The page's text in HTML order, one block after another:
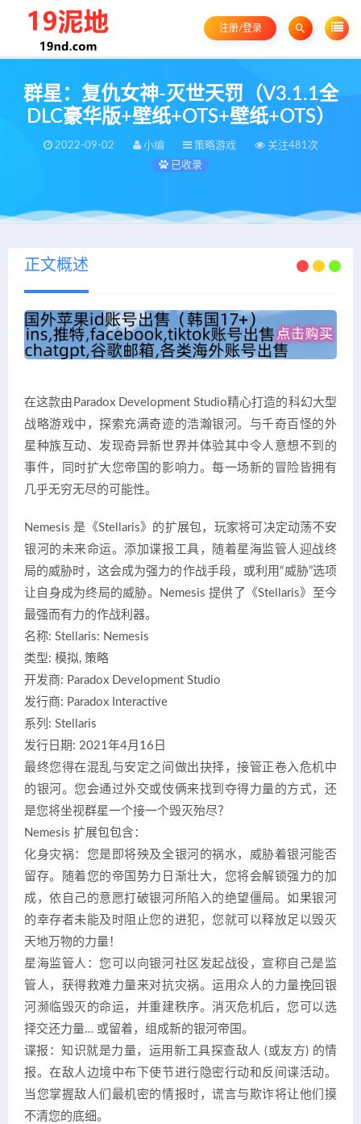
注册/登录
群星：复仇女神-灭世天罚（V3.1.1全
DLC豪华版+壁纸+OTS+壁纸+OTS）
2022-09-02 小编 策略游戏
关注481次
已收录
正文概述
在这款由Paradox Development Studio精心打造的科幻大型
战略游戏中，探索充满奇迹的浩瀚银河。与千奇百怪的外
星种族互动、发现奇异新世界并体验其中令人意想不到的
事件，同时扩大您帝国的影响力。每一场新的冒险皆拥有
几乎无穷无尽的可能性。
Nemesis 是《Stellaris》的扩展包，玩家将可决定动荡不安
银河的未来命运。添加谍报工具，随着星海监管人迎战终
局的威胁时，这会成为强力的作战手段，或利用“威胁”选项
让自身成为终局的威胁。Nemesis 提供了《Stellaris》至今
最强而有力的作战利器。
名称: Stellaris: Nemesis
类型: 模拟, 策略
开发商: Paradox Development Studio
发行商: Paradox Interactive
系列: Stellaris
发行日期: 2021年4月16日
最终您得在混乱与安定之间做出抉择，接管正卷入危机中
的银河。您会通过外交或伎俩来找到夺得力量的方式，还
是您将坐视群星一个接一个毁灭殆尽？
Nemesis 扩展包包含：
化身灾祸：您是即将殃及全银河的祸水，威胁着银河能否
留存。随着您的帝国势力日渐壮大，您将会解锁强力的加
成，依自己的意愿打破银河所陷入的绝望僵局。如果银河
的幸存者未能及时阻止您的进犯，您就可以释放足以毁灭
天地万物的力量！
星海监管人：您可以向银河社区发起战役，宣称自己是监
管人，获得救难力量来对抗灾祸。运用众人的力量挽回银
河濒临毁灭的命运，并重建秩序。消灭危机后，您可以选
择交还力量… 或留着，组成新的银河帝国。
谍报：知识就是力量，运用新工具探查敌人 (或友方) 的情
报。在敌人边境中布下使节进行隐密行动和反间谍活动。
当您掌握敌人们最机密的情报时，谎言与欺诈将让他们摸
不清您的底细。